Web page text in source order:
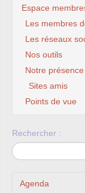
Espace
Les membres
Les réseaux
Nos outils
Notre
Sites amis
Points de vue
Rechercher :
Agenda